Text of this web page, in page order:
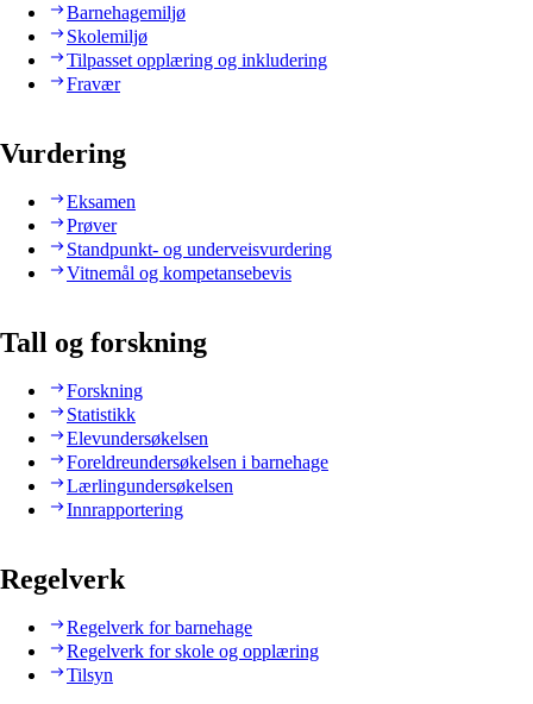
Barnehagemiljø
Skolemiljø
Tilpasset opplæring og inkludering
Fravær
Vurdering
Eksamen
Prøver
Standpunkt- og underveisvurdering
Vitnemål og kompetansebevis
Tall og forskning
Forskning
Statistikk
Elevundersøkelsen
Foreldreundersøkelsen i barnehage
Lærlingundersøkelsen
Innrapportering
Regelverk
Regelverk for barnehage
Regelverk for skole og opplæring
Tilsyn